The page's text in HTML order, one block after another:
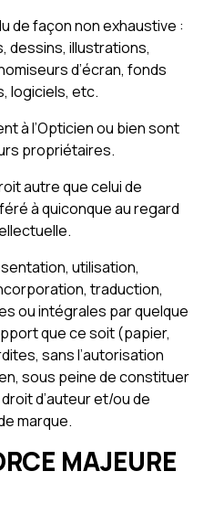
de façon non exhaustive :
dessins, illustrations,
d’écran, fonds
logiciels, etc.
à l’Opticien ou bien sont
propriétaires.
autre que celui de
à quiconque au regard
utilisation,
traduction,
ou intégrales par quelque
que ce soit (papier,
sans l’autorisation
sous peine de constituer
d’auteur et/ou de
marque.
MAJEURE